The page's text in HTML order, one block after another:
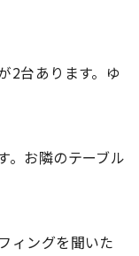
2台あります。ゆ
。お隣のテーブル
ィングを聞いた